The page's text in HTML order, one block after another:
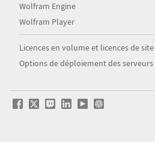
Wolfram Engine
Wolfram Player
Licences en volume et licences de site
Options de déploiement des serveurs